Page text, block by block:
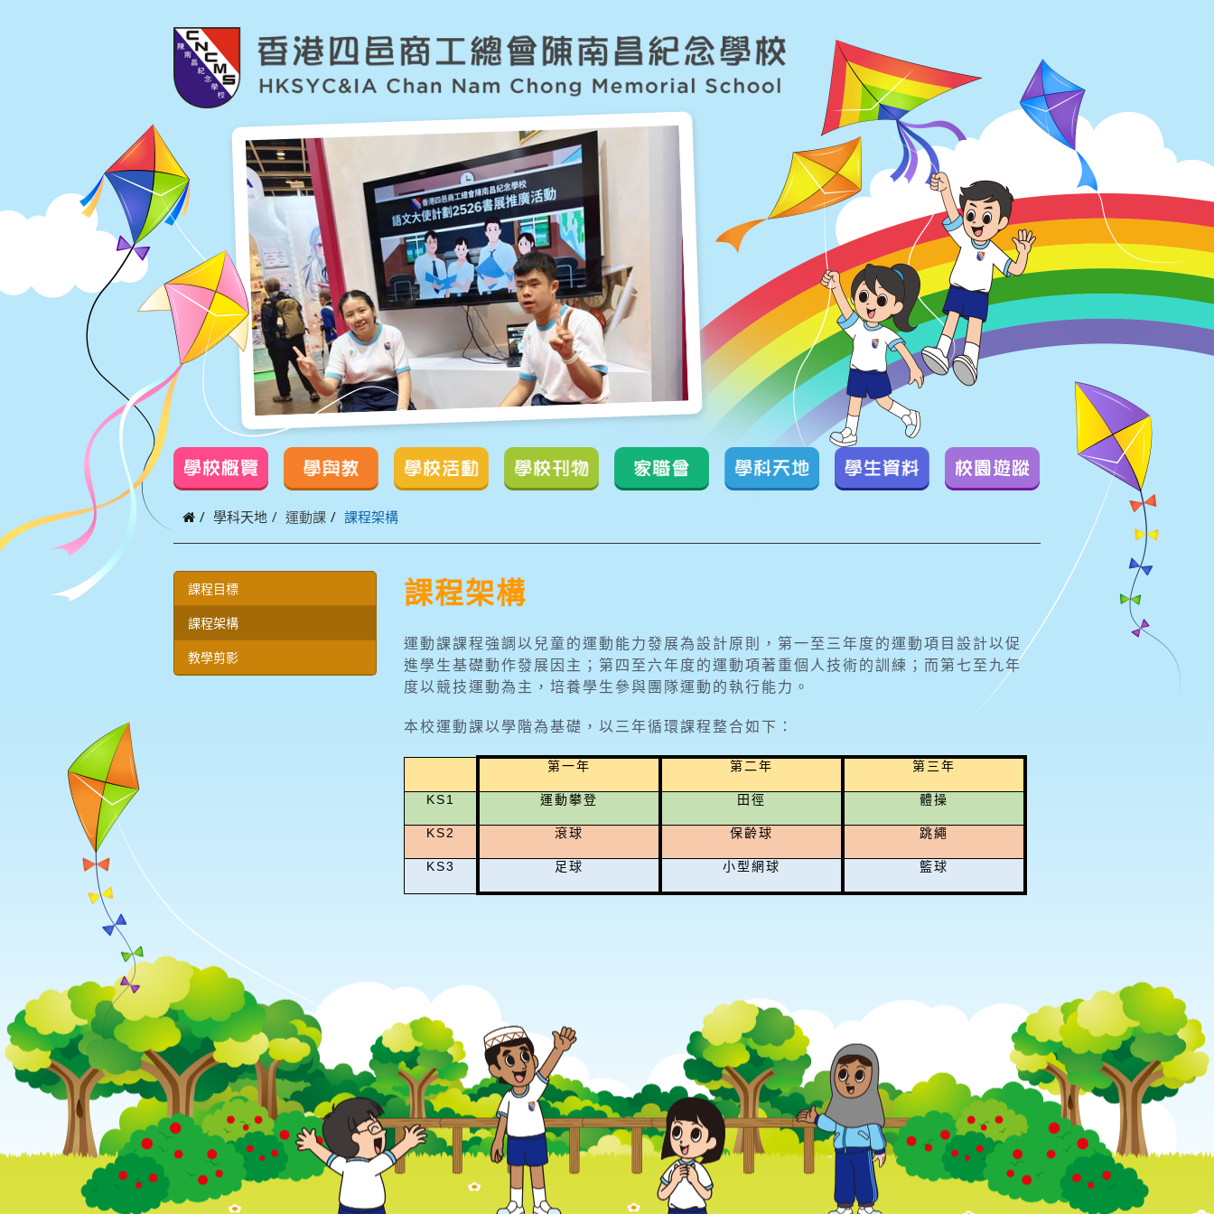
學校概覽 學與教 學校活動 學校刊物 家職會 學科天地 學生資料 校園遊蹤
學科天地 運動課 課程架構
課程目標
課程架構
教學剪影
課程架構
運動課課程強調以兒童的運動能力發展為設計原則，第一至三年度的運動項目設計以促
進學生基礎動作發展因主；第四至六年度的運動項著重個人技術的訓練；而第七至九年
度以競技運動為主，培養學生參與團隊運動的執行能力。
本校運動課以學階為基礎，以三年循環課程整合如下：
第一年 第二年 第三年
KS1 運動攀登 田徑 體操
KS2 滾球 保齡球 跳繩
KS3 足球 小型網球 籃球